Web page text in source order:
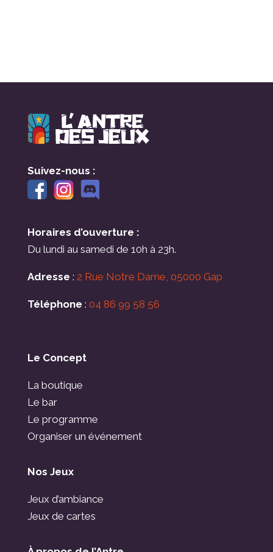
Suivez-nous :
Horaires d’ouverture :
Du lundi au samedi de 10h à 23h.
Adresse : 2 Rue Notre Dame, 05000 Gap
Téléphone : 04 86 99 58 56
Le Concept
La boutique
Le bar
Le programme
Organiser un événement
Nos Jeux
Jeux d’ambiance
Jeux de cartes